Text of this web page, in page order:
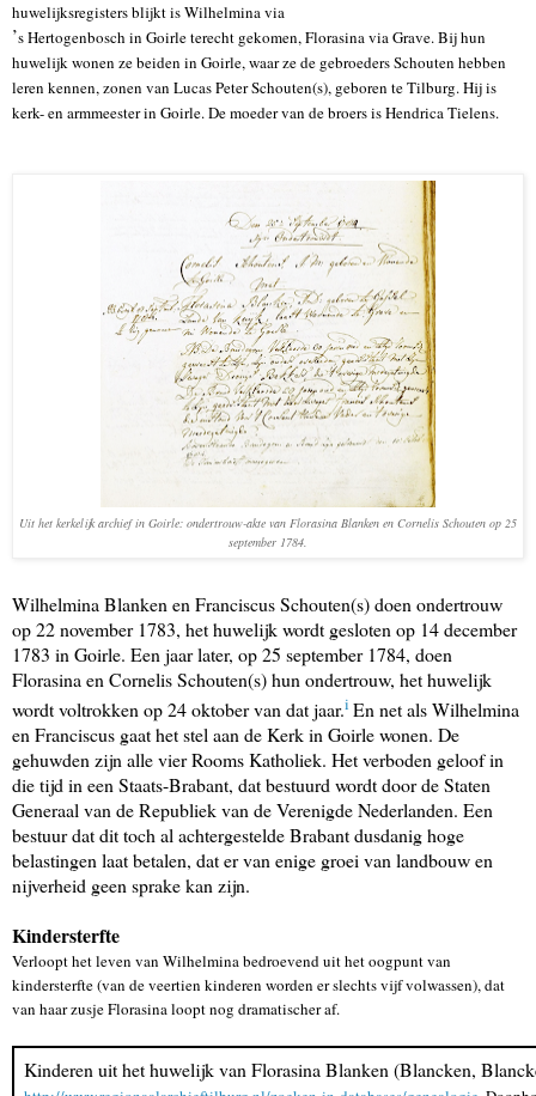
huwelijksregisters blijkt is Wilhelmina via
’s Hertogenbosch in Goirle terecht gekomen, Florasina via Grave. Bij hun
huwelijk wonen ze beiden in Goirle, waar ze de gebroeders Schouten hebben
leren kennen, zonen van Lucas Peter Schouten(s), geboren te Tilburg. Hij is
kerk- en armmeester in Goirle. De moeder van de broers is Hendrica Tielens.
Uit het kerkelijk archief in Goirle: ondertrouw-akte van Florasina Blanken en Cornelis Schouten op 25
september 1784.
Wilhelmina Blanken en Franciscus Schouten(s) doen ondertrouw
op 22 november 1783, het huwelijk wordt gesloten op 14 december
1783 in Goirle. Een jaar later, op 25 september 1784, doen
Florasina en Cornelis Schouten(s) hun ondertrouw, het huwelijk
wordt voltrokken op 24 oktober van dat jaar.i En net als Wilhelmina
en Franciscus gaat het stel aan de Kerk in Goirle wonen. De
gehuwden zijn alle vier Rooms Katholiek. Het verboden geloof in
die tijd in een Staats-Brabant, dat bestuurd wordt door de Staten
Generaal van de Republiek van de Verenigde Nederlanden. Een
bestuur dat dit toch al achtergestelde Brabant dusdanig hoge
belastingen laat betalen, dat er van enige groei van landbouw en
nijverheid geen sprake kan zijn.
Kindersterfte
Verloopt het leven van Wilhelmina bedroevend uit het oogpunt van
kindersterfte (van de veertien kinderen worden er slechts vijf volwassen), dat
van haar zusje Florasina loopt nog dramatischer af.
Kinderen uit het huwelijk van Florasina Blanken (Blancken,